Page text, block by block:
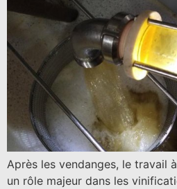
Après les vendanges, le travail
un rôle majeur dans les